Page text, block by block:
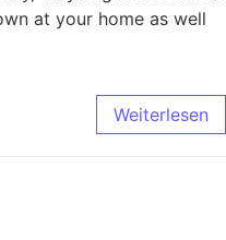
at your home as well
Weiterlesen